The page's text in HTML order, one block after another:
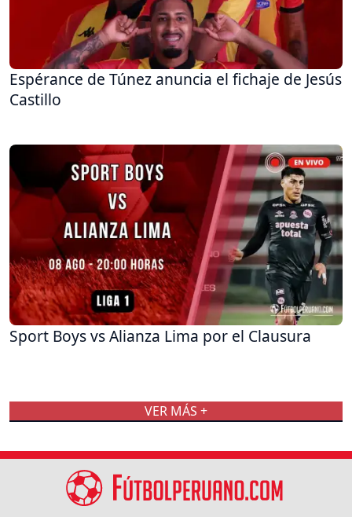
Espérance de Túnez anuncia el fichaje de Jesús
Castillo
Sport Boys vs Alianza Lima por el Clausura
VER MÁS +